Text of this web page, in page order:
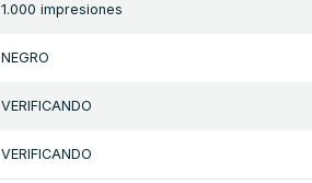
1.000 impresiones
NEGRO
VERIFICANDO
VERIFICANDO